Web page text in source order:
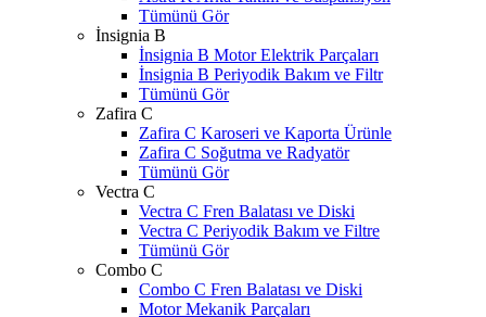
Tümünü Gör
İnsignia B
İnsignia B Motor Elektrik Parçaları
İnsignia B Periyodik Bakım ve Filtr
Tümünü Gör
Zafira C
Zafira C Karoseri ve Kaporta Ürünle
Zafira C Soğutma ve Radyatör
Tümünü Gör
Vectra C
Vectra C Fren Balatası ve Diski
Vectra C Periyodik Bakım ve Filtre
Tümünü Gör
Combo C
Combo C Fren Balatası ve Diski
Motor Mekanik Parçaları